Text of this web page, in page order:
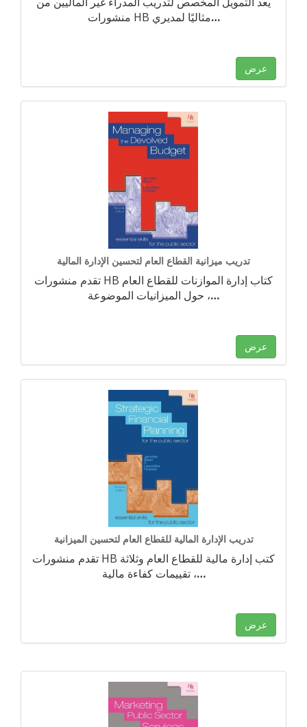
منشورات HB مثاليًا لمديري…
عرض
تدريب ميزانية القطاع العام لتحسين الإدارة المالية
تقدم منشورات HB كتاب إدارة الموازنات للقطاع العام
حول الميزانيات الموضوعة ،…
عرض
تدريب الإدارة المالية للقطاع العام لتحسين الميزانية
تقدم منشورات HB كتب إدارة مالية للقطاع العام وثلاثة
تقييمات كفاءة مالية ،…
عرض